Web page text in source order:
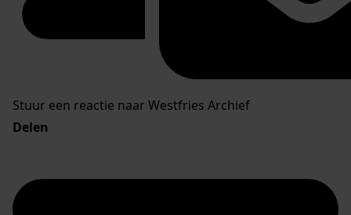
Stuur een reactie naar Westfries Archief
Delen